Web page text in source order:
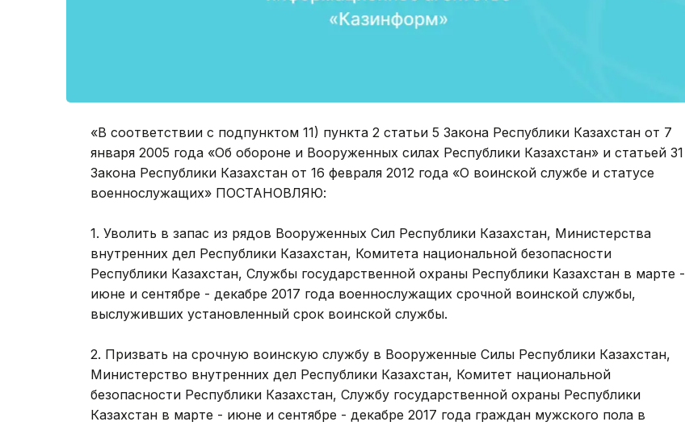
«В соответствии с подпунктом 11) пункта 2 статьи 5 Закона Республики Казахстан от 7
января 2005 года «Об обороне и Вооруженных силах Республики Казахстан» и статьей 31
Закона Республики Казахстан от 16 февраля 2012 года «О воинской службе и статусе
военнослужащих» ПОСТАНОВЛЯЮ:
1. Уволить в запас из рядов Вооруженных Сил Республики Казахстан, Министерства
внутренних дел Республики Казахстан, Комитета национальной безопасности
Республики Казахстан, Службы государственной охраны Республики Казахстан в марте -
июне и сентябре - декабре 2017 года военнослужащих срочной воинской службы,
выслуживших установленный срок воинской службы.
2. Призвать на срочную воинскую службу в Вооруженные Силы Республики Казахстан,
Министерство внутренних дел Республики Казахстан, Комитет национальной
безопасности Республики Казахстан, Службу государственной охраны Республики
Казахстан в марте - июне и сентябре - декабре 2017 года граждан мужского пола в